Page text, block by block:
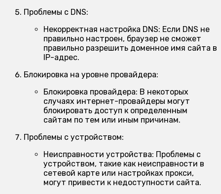
Проблемы с DNS:
Некорректная настройка DNS: Если DNS не
правильно настроен, браузер не сможет
правильно разрешить доменное имя сайта в
IP-адрес.
Блокировка на уровне провайдера:
Блокировка провайдера: В некоторых
случаях интернет-провайдеры могут
блокировать доступ к определенным
сайтам по тем или иным причинам.
Проблемы с устройством:
Неисправности устройства: Проблемы с
устройством, такие как неисправности в
сетевой карте или настройках прокси,
могут привести к недоступности сайта.